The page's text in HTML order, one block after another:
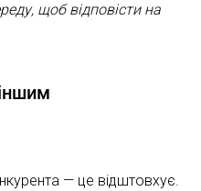
щоб відповісти на
— це відштовхує.